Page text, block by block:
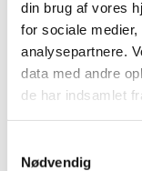
din brug af vores
for sociale
analysepartnere.
data med andre
de har indsamlet
Nødvendig
2017 (167)
2016 (167)
2015 (33)
2011 (13)